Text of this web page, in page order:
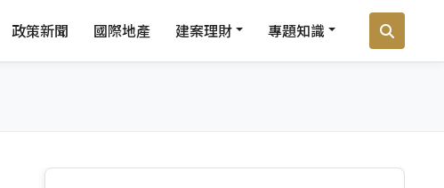
政策新聞 國際地產 建案理財 專題知識